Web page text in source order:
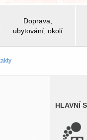
Doprava,
ubytování, okolí
HLAVNÍ